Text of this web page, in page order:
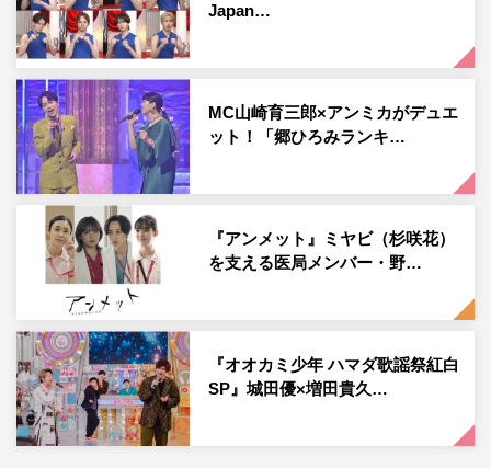
『ハマダ歌謡祭 超特別版』
そんな中、SixTONESチーム VS ハマダ歌謡祭チームで
「マイク争奪！イントロバトルロワイアル」が開幕。「最
強アイドルベストヒットソング」をテーマに、ガチの熱唱
バトルを繰り広げる。
番組レギュラーでもある田中樹は「5万5000人の僕たちの
Japan…
MC山崎育三郎×アンミカがデュエ
ット！「郷ひろみランキ…
『アンメット』ミヤビ（杉咲花）
を支える医局メンバー・野…
『オオカミ少年 ハマダ歌謡祭紅白
SP』城田優×増田貴久…